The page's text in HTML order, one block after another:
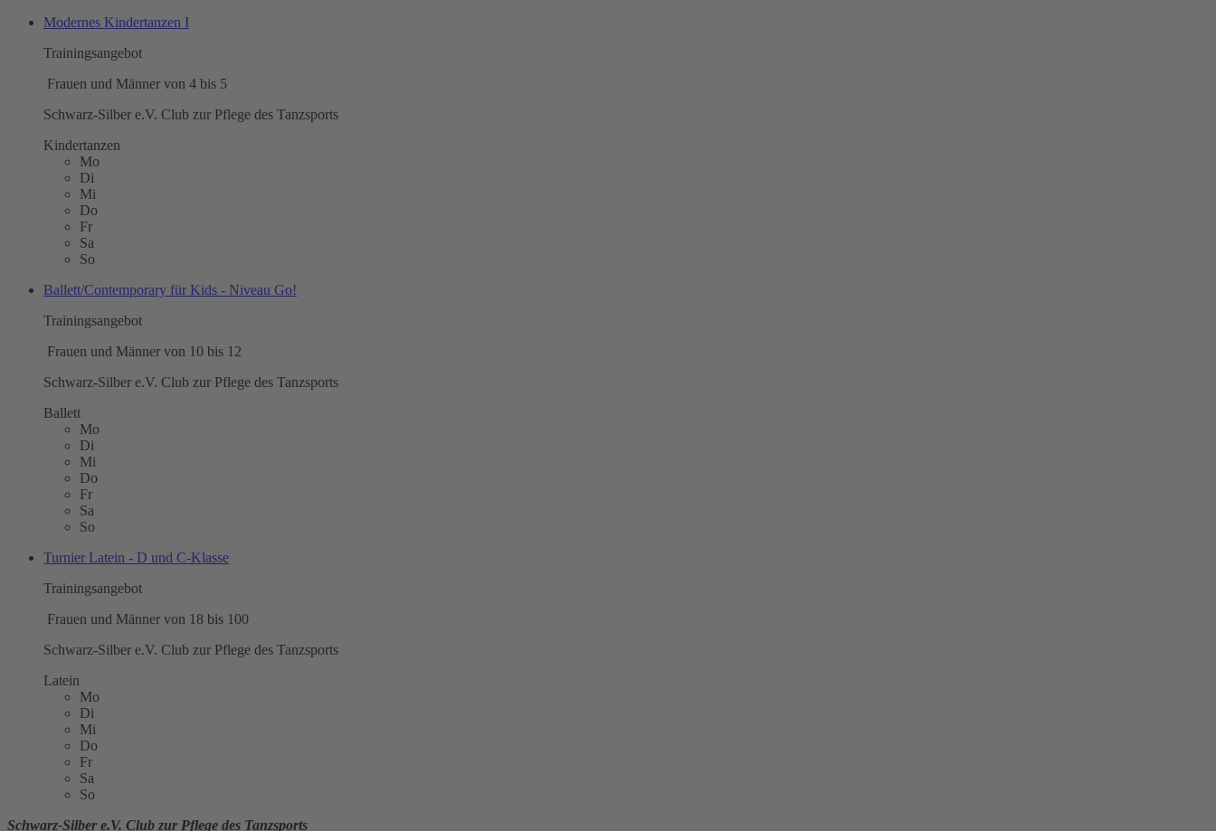
Modernes Kindertanzen I
Trainingsangebot
Frauen und Männer von 4 bis 5
Schwarz-Silber e.V. Club zur Pflege des Tanzsports
Kindertanzen
Mo
Di
Mi
Do
Fr
Sa
So
Ballett/Contemporary für Kids - Niveau Go!
Trainingsangebot
Frauen und Männer von 10 bis 12
Schwarz-Silber e.V. Club zur Pflege des Tanzsports
Ballett
Mo
Di
Mi
Do
Fr
Sa
So
Turnier Latein - D und C-Klasse
Trainingsangebot
Frauen und Männer von 18 bis 100
Schwarz-Silber e.V. Club zur Pflege des Tanzsports
Latein
Mo
Di
Mi
Do
Fr
Sa
So
Schwarz-Silber e.V. Club zur Pflege des Tanzsports